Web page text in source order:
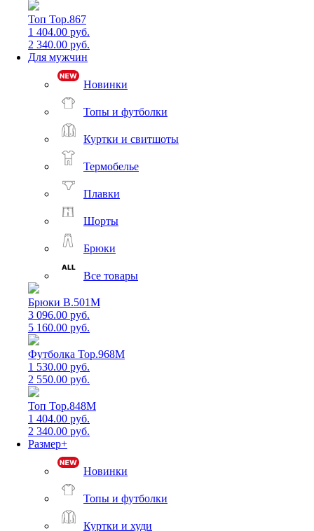
Топ Top.867
1 404.00 руб.
2 340.00 руб.
Для мужчин
Новинки
Топы и футболки
Куртки и свитшоты
Термобелье
Плавки
Шорты
Брюки
Все товары
Брюки B.501M
3 096.00 руб.
5 160.00 руб.
Футболка Top.968M
1 530.00 руб.
2 550.00 руб.
Топ Top.848M
1 404.00 руб.
2 340.00 руб.
Размер+
Новинки
Топы и футболки
Куртки и худи